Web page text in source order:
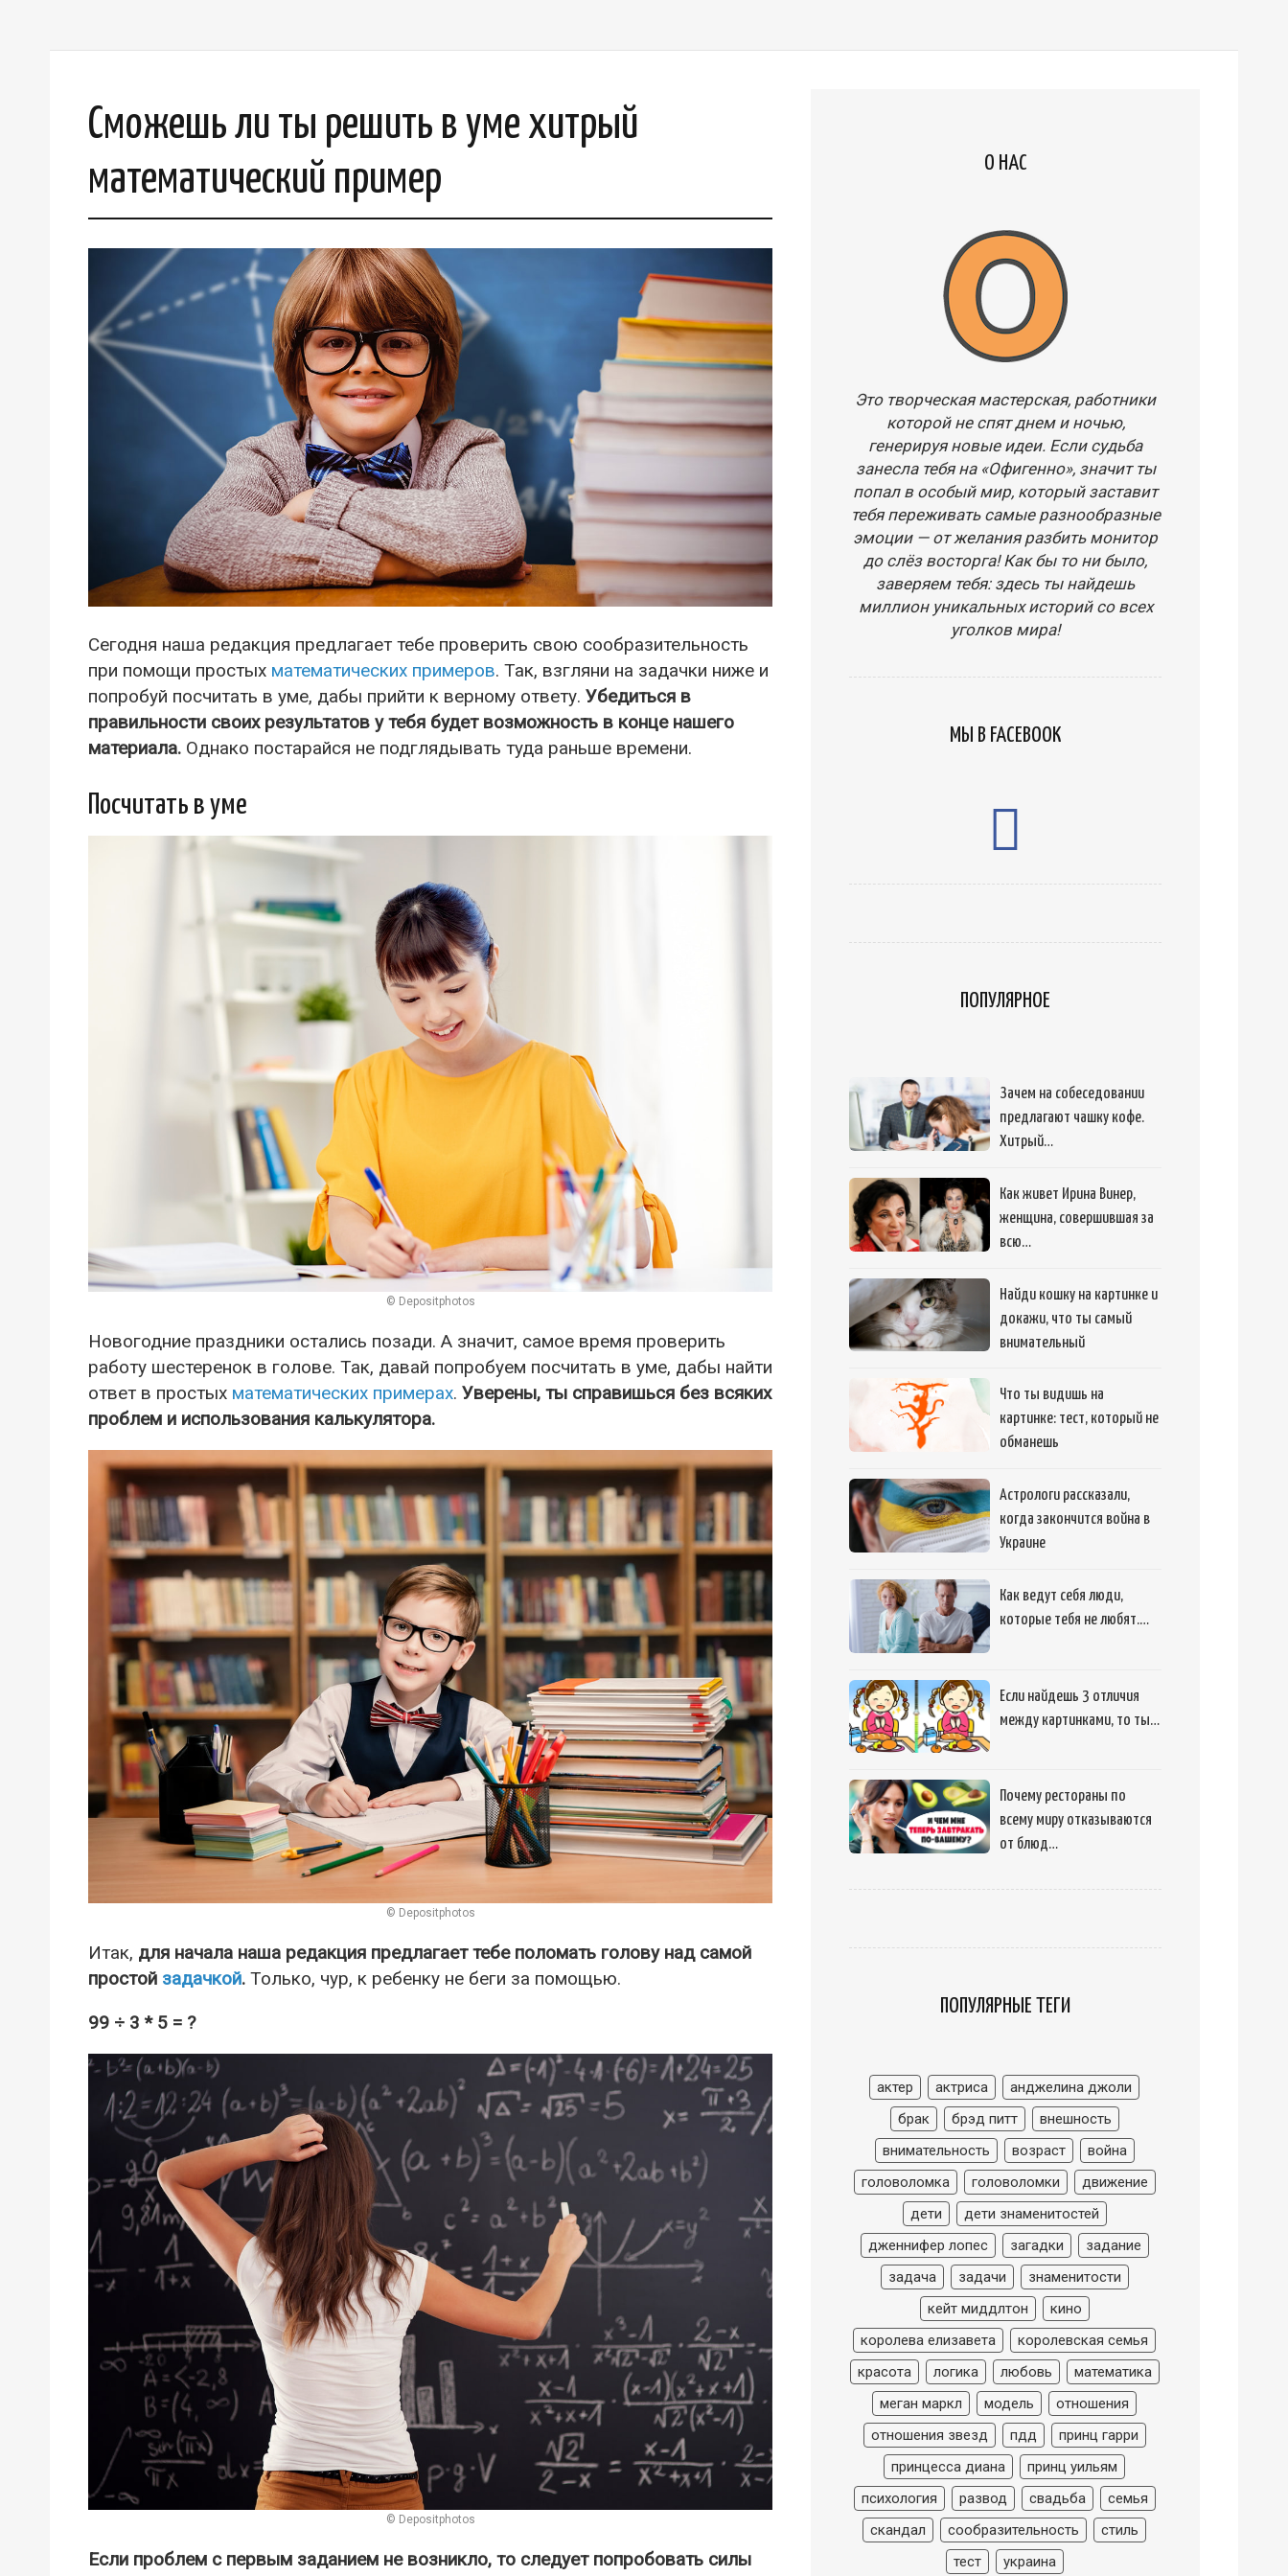
Сможешь ли ты решить в уме хитрый
математический пример
Сегодня наша редакция предлагает тебе проверить свою сообразительность
при помощи простых математических примеров. Так, взгляни на задачки ниже и
попробуй посчитать в уме, дабы прийти к верному ответу. Убедиться в
правильности своих результатов у тебя будет возможность в конце нашего
материала. Однако постарайся не подглядывать туда раньше времени.
Посчитать в уме
© Depositphotos
Новогодние праздники остались позади. А значит, самое время проверить
работу шестеренок в голове. Так, давай попробуем посчитать в уме, дабы найти
ответ в простых математических примерах. Уверены, ты справишься без всяких
проблем и использования калькулятора.
© Depositphotos
Итак, для начала наша редакция предлагает тебе поломать голову над самой
простой задачкой. Только, чур, к ребенку не беги за помощью.
99 ÷ 3 * 5 = ?
© Depositphotos
Если проблем с первым заданием не возникло, то следует попробовать силы
О НАС
Это творческая мастерская, работники
которой не спят днем и ночью,
генерируя новые идеи. Если судьба
занесла тебя на «Офигенно», значит ты
попал в особый мир, который заставит
тебя переживать самые разнообразные
эмоции — от желания разбить монитор
до слёз восторга! Как бы то ни было,
заверяем тебя: здесь ты найдешь
миллион уникальных историй со всех
уголков мира!
МЫ В FACEBOOK
ПОПУЛЯРНОЕ
Зачем на собеседовании
предлагают чашку кофе.
Хитрый…
Как живет Ирина Винер,
женщина, совершившая за
всю…
Найди кошку на картинке и
докажи, что ты самый
внимательный
Что ты видишь на
картинке: тест, который не
обманешь
Астрологи рассказали,
когда закончится война в
Украине
Как ведут себя люди,
которые тебя не любят.…
Если найдешь 3 отличия
между картинками, то ты…
Почему рестораны по
всему миру отказываются
от блюд…
ПОПУЛЯРНЫЕ ТЕГИ
актер актриса
анджелина джоли
брак
брэд питт
внешность
внимательность
возраст
война
головоломка
головоломки
движение
дети
дети знаменитостей
дженнифер лопес
загадки
задание
задача
задачи
знаменитости
кейт миддлтон
кино
королева елизавета
королевская семья
красота
логика любовь
математика
меган маркл
модель
отношения
отношения звезд
пдд
принц гарри
принцесса диана
принц уильям
психология
развод свадьба
семья
скандал
сообразительность
стиль
тест
украина